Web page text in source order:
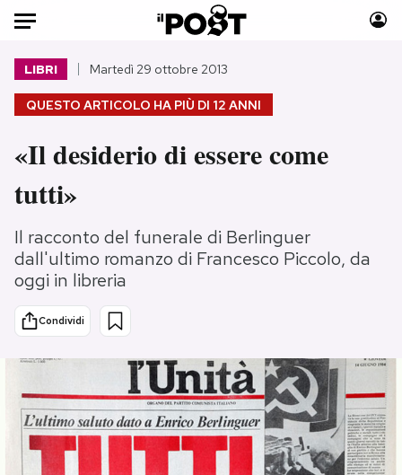
Auto
HOME
Italia
Politica
Tecnologia
Internet
Scienza
Cultura
Economia
Sport
Moda
Storie/Idee
Ok Boomer!
Mondiali calcio 2026
PODCAST
QUESTO ARTICOLO HA PIÙ DI 12 ANNI
LIBRI Martedì 29 ottobre 2013
«Il desiderio di essere come
tutti»
Il racconto del funerale di Berlinguer
dall'ultimo romanzo di Francesco Piccolo, da
oggi in libreria
Condividi